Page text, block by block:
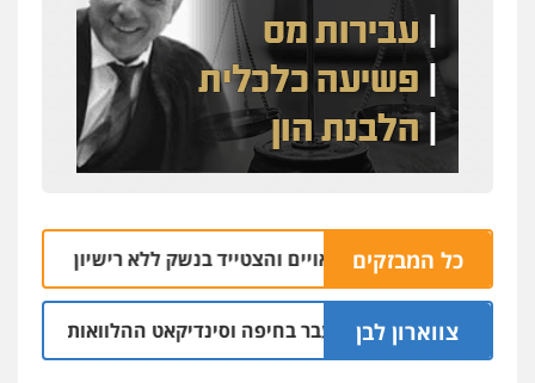
כל המבזקים
מרמלה חש מאויים והצטייד בנשק ללא רישיון 06.08 | 20:43
צווארון לבן
יו"ר ש"ס לשעבר בחיפה וסינדיקאט ההלוואות של משפחת